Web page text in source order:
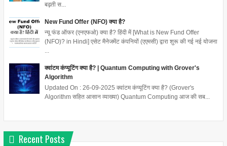
बढ़ती स...
New Fund Offer (NFO) क्या है?
न्यू फंड ऑफर (एनएफओ) क्या है? हिंदी में [What is New Fund Offer
(NFO)? in Hindi] एसेट मैनेजमेंट कंपनियों (एएमसी) द्वारा शुरू की गई नई योजना
क्वांटम कंप्यूटिंग क्या है? | Quantum Computing with Grover's
Algorithm
Updated On : 26-09-2025 क्वांटम कंप्यूटिंग क्या है? (Grover's
Algorithm सहित आसान व्याख्या) Quantum Computing आज की सब...
Recent Posts